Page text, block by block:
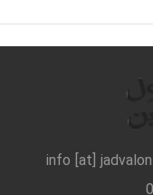
info [at]